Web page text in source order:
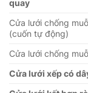
quay
Cửa lưới chống
(cuốn tự động)
Cửa lưới chống
Cửa lưới xếp có